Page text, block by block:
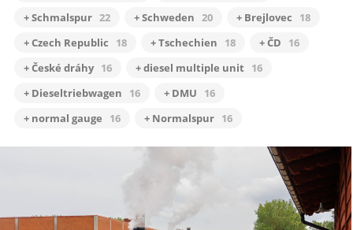
+ Schmalspur 22 + Schweden 20 + Brejlovec
18
+ Czech Republic
18 + Tschechien 18 + ČD
16
+ České dráhy 16 + diesel multiple unit
16
+ Dieseltriebwagen
16 + DMU
16
+ normal gauge
16 + Normalspur 16